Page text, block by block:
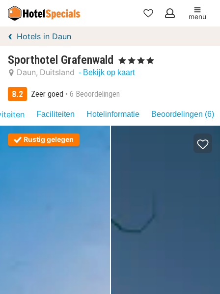
Mijn
menu
Hotels in Daun
Sporthotel Grafenwald , 4 Sterren
Daun Duitsland - Bekijk op kaart
8.2 Zeer goed 6 Beoordelingen
Faciliteiten Hotelinformatie Beoordelingen (6)
Rustig gelegen